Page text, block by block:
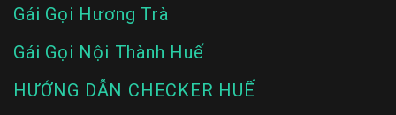
Gái Gọi Hương Trà
Gái Gọi Nội Thành Huế
HƯỚNG DẪN CHECKER HUẾ